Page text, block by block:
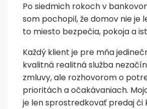
Po siedmich rokoch v
som pochopil, že domov nie je
to miesto bezpečia, pokoja a
Každý klient je pre mňa
kvalitná realitná služba
zmluvy, ale rozhovorom o
prioritách a očakávaniach.
je len sprostredkovať predaj či